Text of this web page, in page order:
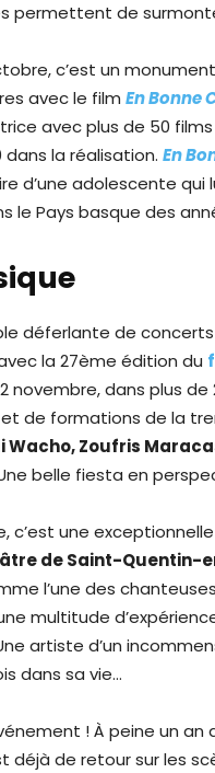
permettent de
c’est un
avec le film En Bonne
avec plus de 50
dans la réalisation. En
d’une adolescente
le Pays basque des
déferlante de
la 27ème édition du
novembre, dans plus de
de formations de la
Wacho, Zoufris
belle fiesta en
c’est une
de Saint-Quentin-
l’une des
multitude
artiste d’un
dans sa vie…
! À peine un an
déjà de retour sur les